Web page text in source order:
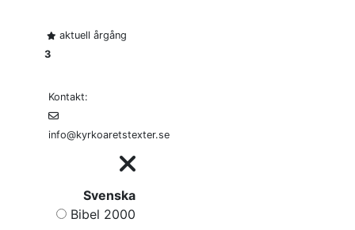
aktuell årgång
3
Kontakt:
info@kyrkoaretstexter.se
Svenska
Bibel 2000